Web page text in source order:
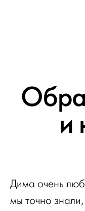
и
Дима очень
мы точно